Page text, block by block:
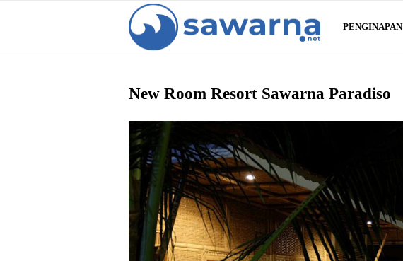
Sawarna.net
PENGINAPAN
New Room Resort Sawarna Paradiso